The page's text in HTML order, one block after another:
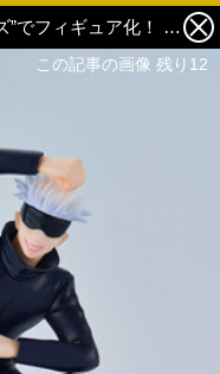
「呪術廻戦」五条悟、EDの“あのポーズ”でフィギュア化！ 美しい瞳の素顔も楽しめる♪ 8枚目の写真・画像
この記事の画像 残り12